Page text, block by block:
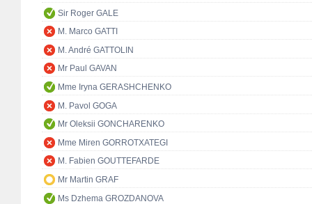
Sir Roger GALE
M. Marco GATTI
M. André GATTOLIN
Mr Paul GAVAN
Mme Iryna GERASHCHENKO
M. Pavol GOGA
Mr Oleksii GONCHARENKO
Mme Miren GORROTXATEGI
M. Fabien GOUTTEFARDE
Mr Martin GRAF
Ms Dzhema GROZDANOVA